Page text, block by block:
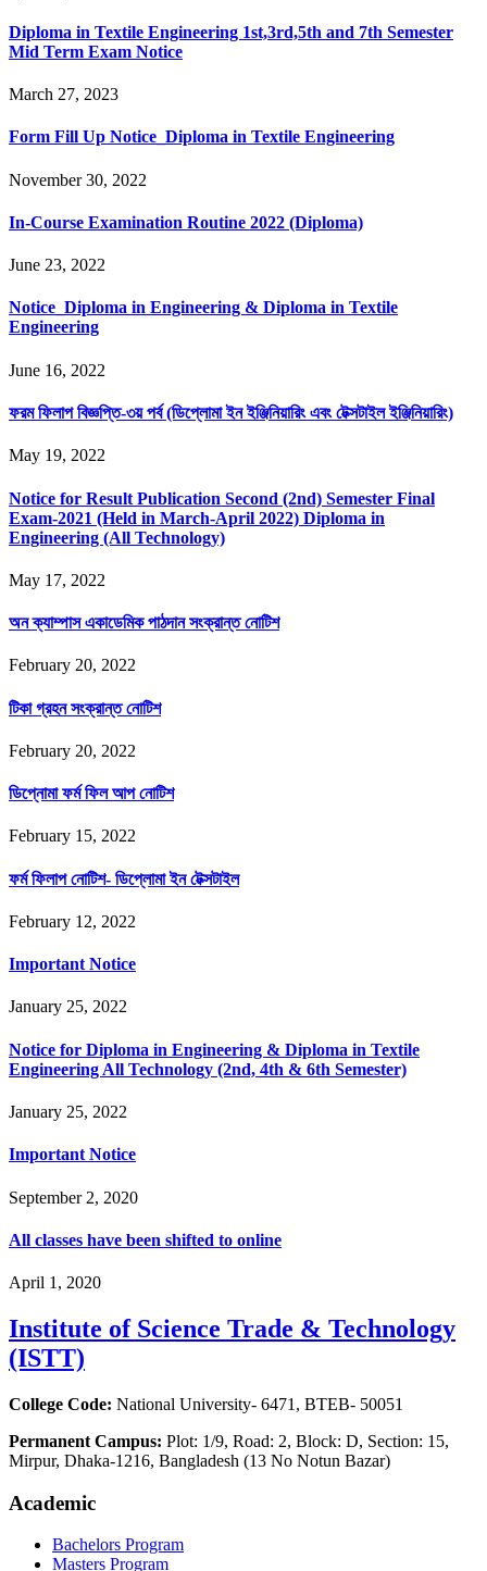
Diploma in Textile Engineering 1st,3rd,5th and 7th Semester
Mid Term Exam Notice
March 27, 2023
Form Fill Up Notice_Diploma in Textile Engineering
November 30, 2022
In-Course Examination Routine 2022 (Diploma)
June 23, 2022
Notice_Diploma in Engineering & Diploma in Textile
Engineering
June 16, 2022
ফরম ফিলাপ বিজ্ঞপ্তি-৩য় পর্ব (ডিপ্লোমা ইন ইঞ্জিনিয়ারিং এবং টেক্সটাইল ইঞ্জিনিয়ারিং)
May 19, 2022
Notice for Result Publication Second (2nd) Semester Final
Exam-2021 (Held in March-April 2022) Diploma in
Engineering (All Technology)
May 17, 2022
অন ক্যাম্পাস একাডেমিক পাঠদান সংক্রান্ত নোটিশ
February 20, 2022
টিকা গ্রহন সংক্রান্ত নোটিশ
February 20, 2022
ডিপ্নোমা ফর্ম ফিল আপ নোটিশ
February 15, 2022
ফর্ম ফিলাপ নোটিশ- ডিপ্লোমা ইন টেক্সটাইল
February 12, 2022
Important Notice
January 25, 2022
Notice for Diploma in Engineering & Diploma in Textile
Engineering All Technology (2nd, 4th & 6th Semester)
January 25, 2022
Important Notice
September 2, 2020
All classes have been shifted to online
April 1, 2020
Institute of Science Trade & Technology
(ISTT)
College Code: National University- 6471, BTEB- 50051
Permanent Campus: Plot: 1/9, Road: 2, Block: D, Section: 15,
Mirpur, Dhaka-1216, Bangladesh (13 No Notun Bazar)
Academic
Bachelors Program
Masters Program